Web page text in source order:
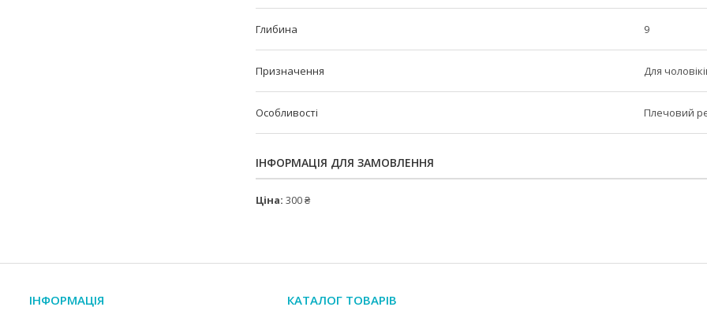
Глибина 9
Призначення Для
Особливості Плечовий
ІНФОРМАЦІЯ ДЛЯ ЗАМОВЛЕННЯ
Ціна: 300 ₴
ІНФОРМАЦІЯ КАТАЛОГ ТОВАРІВ